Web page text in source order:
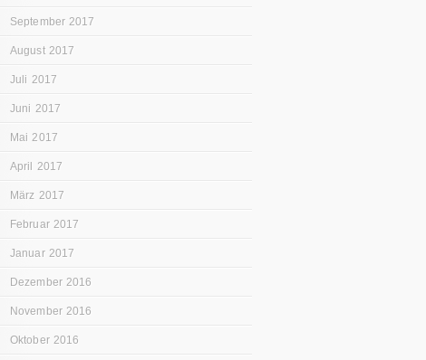
September 2017
August 2017
Juli 2017
Juni 2017
Mai 2017
April 2017
März 2017
Februar 2017
Januar 2017
Dezember 2016
November 2016
Oktober 2016